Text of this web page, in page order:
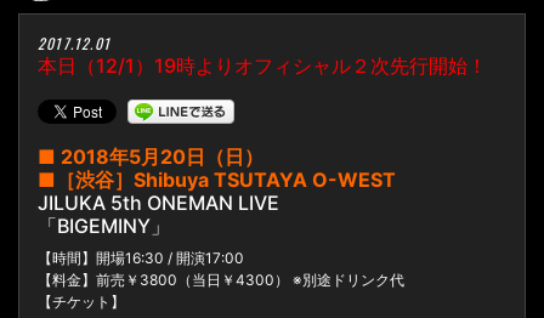
2017.12.01
本日（12/1）19時よりオフィシャル２次先行開始！
■ 2018年5月20日（日）
■［渋谷］Shibuya TSUTAYA O-WEST
JILUKA 5th ONEMAN LIVE
「BIGEMINY」
【時間】開場16:30 / 開演17:00
【料金】前売￥3800（当日￥4300） ※別途ドリンク代
【チケット】